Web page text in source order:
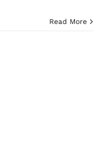
Read More